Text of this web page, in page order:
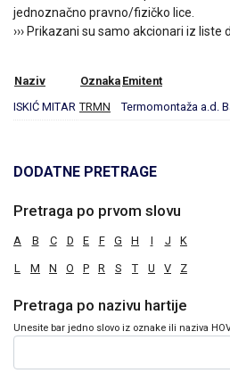
jednoznačno pravno/fizičko lice.
››› Prikazani su samo akcionari iz liste
Naziv Oznaka Emitent
ISKIĆ MITAR TRMN Termomontaža a.d.
DODATNE PRETRAGE
Pretraga po prvom slovu
A B C D E F G H I J K
L M N O P R S T U V Z
Pretraga po nazivu hartije
Unesite bar jedno slovo iz oznake ili naziva